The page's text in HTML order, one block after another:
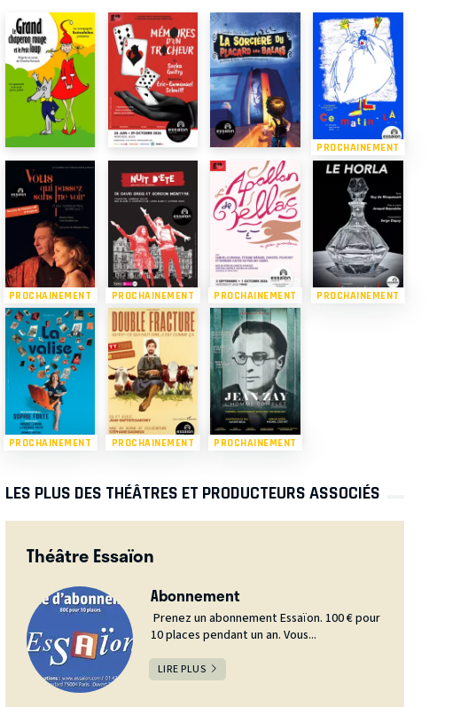
PROCHAINEMENT
PROCHAINEMENT PROCHAINEMENT PROCHAINEMENT PROCHAINEMENT
PROCHAINEMENT PROCHAINEMENT PROCHAINEMENT
LES PLUS DES THÉÂTRES ET PRODUCTEURS ASSOCIÉS
Théâtre Essaïon
Abonnement
Prenez un abonnement Essaïon. 100 € pour
10 places pendant un an. Vous...
LIRE PLUS